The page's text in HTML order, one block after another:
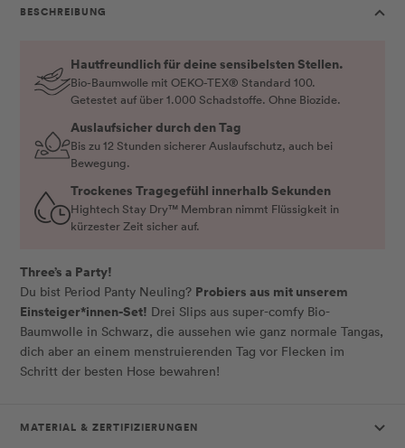
BESCHREIBUNG
Hautfreundlich für deine sensibelsten Stellen.
Bio-Baumwolle mit OEKO-TEX® Standard 100.
Getestet auf über 1.000 Schadstoffe. Ohne Biozide.
Auslaufsicher durch den Tag
Bis zu 12 Stunden sicherer Auslaufschutz, auch bei
Bewegung.
Trockenes Tragegefühl innerhalb Sekunden
Hightech Stay Dry™ Membran nimmt Flüssigkeit in
kürzester Zeit sicher auf.
Three’s a Party!
Du bist Period Panty Neuling? Probiers aus mit unserem
Einsteiger*innen-Set! Drei Slips aus super-comfy Bio-
Baumwolle in Schwarz, die aussehen wie ganz normale Tangas,
dich aber an einem menstruierenden Tag vor Flecken im
Schritt der besten Hose bewahren!
MATERIAL & ZERTIFIZIERUNGEN